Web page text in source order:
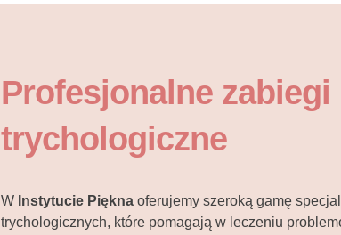
Profesjonalne zabiegi
trychologiczne
W Instytucie Piękna oferujemy szeroką gamę
trychologicznych, które pomagają w leczeniu